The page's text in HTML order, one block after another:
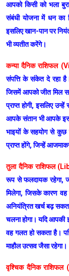
आपको किसी को भला
संबंधी योजना में धन
इसलिए खान-पान पर
भी व्यतीत करेंगे।
कन्या दैनिक राशिफल
संपत्ति के संकेत दे रहा
जिसमें आपको जीत मिल
प्राप्त होगी, इसलिए
आपके संतान भी आपके इस
भाइयों के सहयोग से कुछ
प्राप्त होंगे, जिन्हें
तुला दैनिक राशिफल
रूप से फलदायक रहेगा,
मिलेगा, जिसके कारण
अनियंत्रित खर्च बढ़
चलना होगा। यदि आपकी
वह गलत हो सकता है।
माहौल उत्सव जैसा रहेगा।
वृश्चिक दैनिक